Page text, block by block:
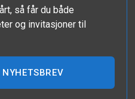
så får du både
og invitasjoner til